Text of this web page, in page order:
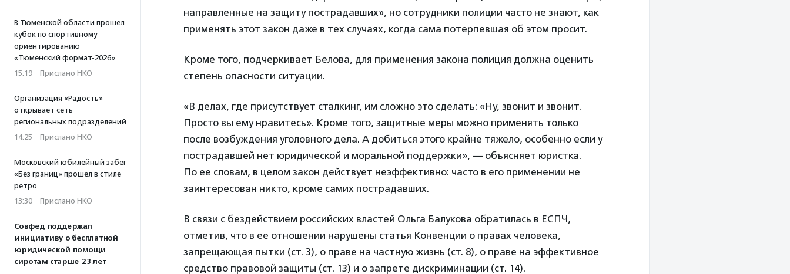
В Тюменской области прошел
кубок по спортивному
ориентированию
«Тюменский формат-2026»
15:19 · Прислано НКО
Организация «Радость»
открывает сеть
региональных подразделений
14:25 · Прислано НКО
Московский юбилейный забег
«Без границ» прошел в стиле
ретро
13:30 · Прислано НКО
Совфед поддержал
инициативу о бесплатной
юридической помощи
сиротам старше 23 лет
направленные на защиту пострадавших», но сотрудники полиции часто не знают, как
применять этот закон даже в тех случаях, когда сама потерпевшая об этом просит.
Кроме того, подчеркивает Белова, для применения закона полиция должна оценить
степень опасности ситуации.
«В делах, где присутствует сталкинг, им сложно это сделать: «Ну, звонит и звонит.
Просто вы ему нравитесь». Кроме того, защитные меры можно применять только
после возбуждения уголовного дела. А добиться этого крайне тяжело, особенно если у
пострадавшей нет юридической и моральной поддержки», — объясняет юристка.
По ее словам, в целом закон действует неэффективно: часто в его применении не
заинтересован никто, кроме самих пострадавших.
В связи с бездействием российских властей Ольга Балукова обратилась в ЕСПЧ,
отметив, что в ее отношении нарушены статья Конвенции о правах человека,
запрещающая пытки (ст. 3), о праве на частную жизнь (ст. 8), о праве на эффективное
средство правовой защиты (ст. 13) и о запрете дискриминации (ст. 14).